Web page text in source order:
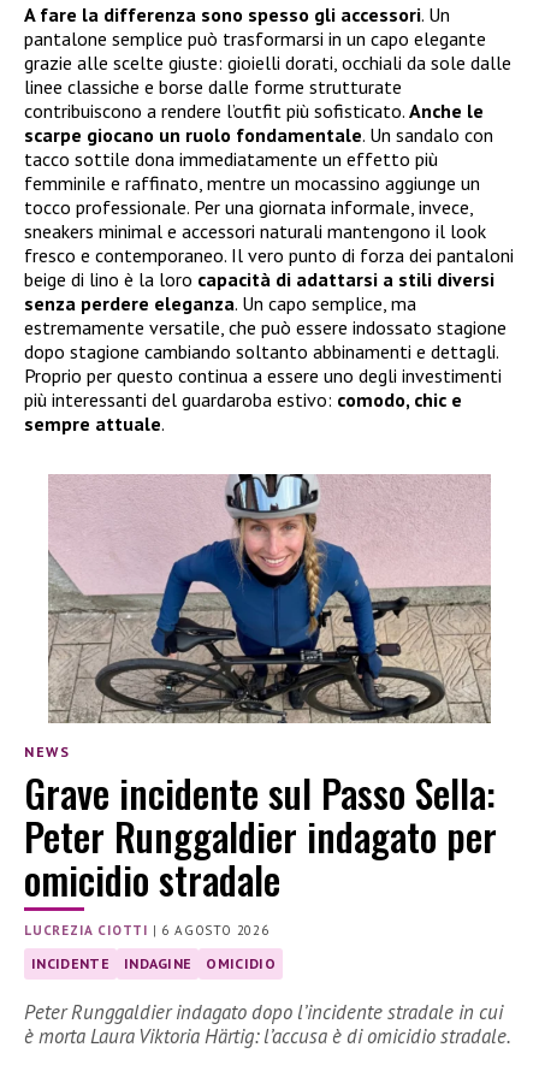
A fare la differenza sono spesso gli accessori. Un
pantalone semplice può trasformarsi in un capo elegante
grazie alle scelte giuste: gioielli dorati, occhiali da sole dalle
linee classiche e borse dalle forme strutturate
contribuiscono a rendere l’outfit più sofisticato. Anche le
scarpe giocano un ruolo fondamentale. Un sandalo con
tacco sottile dona immediatamente un effetto più
femminile e raffinato, mentre un mocassino aggiunge un
tocco professionale. Per una giornata informale, invece,
sneakers minimal e accessori naturali mantengono il look
fresco e contemporaneo. Il vero punto di forza dei pantaloni
beige di lino è la loro capacità di adattarsi a stili diversi
senza perdere eleganza. Un capo semplice, ma
estremamente versatile, che può essere indossato stagione
dopo stagione cambiando soltanto abbinamenti e dettagli.
Proprio per questo continua a essere uno degli investimenti
più interessanti del guardaroba estivo: comodo, chic e
sempre attuale.
NEWS
Grave incidente sul Passo Sella:
Peter Runggaldier indagato per
omicidio stradale
LUCREZIA CIOTTI | 6 AGOSTO 2026
INCIDENTE INDAGINE OMICIDIO
Peter Runggaldier indagato dopo l’incidente stradale in cui
è morta Laura Viktoria Härtig: l’accusa è di omicidio stradale.